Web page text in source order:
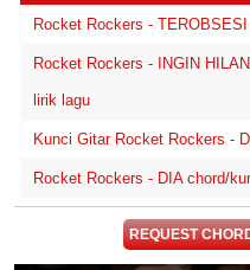
Rocket Rockers -
Rocket Rockers - INGIN
lirik lagu
Kunci Gitar Rocket Rockers -
Rocket Rockers - DIA chord/
REQUEST